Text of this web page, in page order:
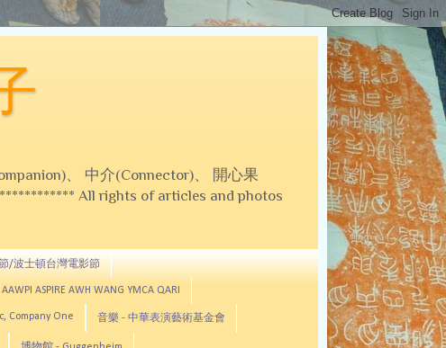
、 中介(Connector)、 開心果
All rights of articles and photos
/波士頓台灣電影節
ASPIRE AWH WANG YMCA QARI
Company One 音樂 - 中華表演藝術基金會